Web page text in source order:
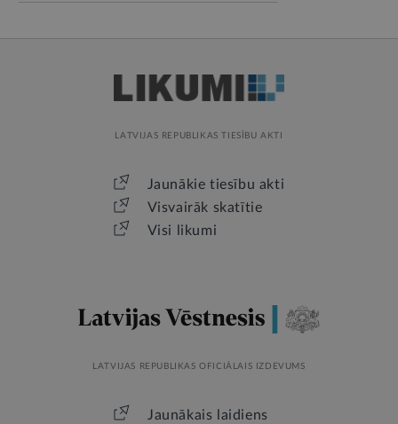
LATVIJAS REPUBLIKAS TIESĪBU AKTI
Jaunākie tiesību akti
Visvairāk skatītie
Visi likumi
LATVIJAS REPUBLIKAS OFICIĀLAIS IZDEVUMS
Jaunākais laidiens